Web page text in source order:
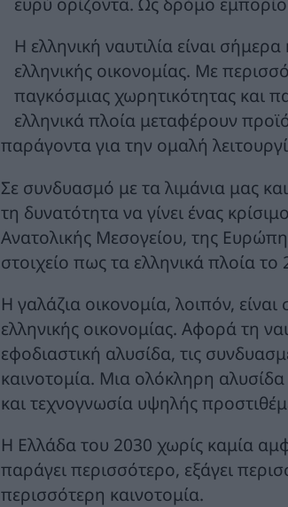
Η ελληνική ναυτιλία είναι
ελληνικής οικονομίας. Με
παγκόσμιας χωρητικότητας και
ελληνικά πλοία μεταφέρουν
παράγοντα για την ομαλή
Σε συνδυασμό με τα λιμάνια μας
τη δυνατότητα να γίνει ένας
Ανατολικής Μεσογείου, της
στοιχείο πως τα ελληνικά πλοία
Η γαλάζια οικονομία, λοιπόν,
ελληνικής οικονομίας. Αφορά τη
εφοδιαστική αλυσίδα, τις
καινοτομία. Μια ολόκληρη
και τεχνογνωσία υψηλής
Η Ελλάδα του 2030 χωρίς καμία
παράγει περισσότερο, εξάγει
περισσότερη καινοτομία.